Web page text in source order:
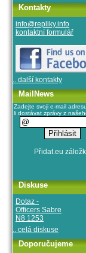
Kontakty
info@repliky.info
kontaktní formulář
.. další kontakty
MailNews
Zadejte svoji e-mail
li dostávat zprávy z
Diskuse
Dotaz -
Officers Sabre
N8 1253
.. celá diskuse
Doporučujeme